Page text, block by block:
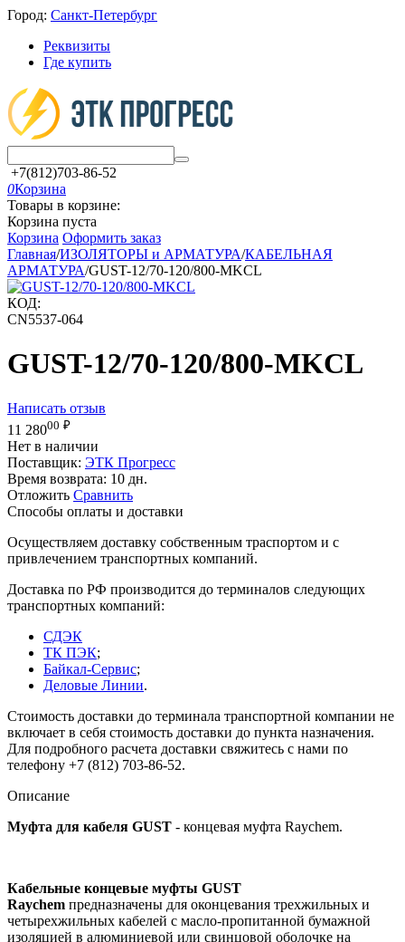
Город: Санкт-Петербург
Реквизиты
Где купить
+7(812)703-86-52
0Корзина
Товары в корзине:
Корзина пуста
Корзина Оформить заказ
Главная/ИЗОЛЯТОРЫ и АРМАТУРА/КАБЕЛЬНАЯ
АРМАТУРА/GUST-12/70-120/800-MKCL
КОД:
CN5537-064
GUST-12/70-120/800-MKCL
Написать отзыв
11 28000 ₽
Нет в наличии
Поставщик: ЭТК Прогресс
Время возврата: 10 дн.
Отложить Сравнить
Способы оплаты и доставки
Осуществляем доставку собственным траспортом и с
привлечением транспортных компаний.
Доставка по РФ производится до терминалов следующих
транспортных компаний:
СДЭК
ТК ПЭК;
Байкал-Сервис;
Деловые Линии.
Стоимость доставки до терминала транспортной компании не
включает в себя стоимость доставки до пункта назначения.
Для подробного расчета доставки свяжитесь с нами по
телефону +7 (812) 703-86-52.
Описание
Муфта для кабеля GUST - концевая муфта Raychem.
Кабельные концевые муфты GUST
Raychem предназначены для оконцевания трехжильных и
четырехжильных кабелей с масло-пропитанной бумажной
изоляцией в алюминиевой или свинцовой оболочке на